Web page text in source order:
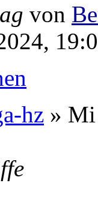
von
hz » Mi